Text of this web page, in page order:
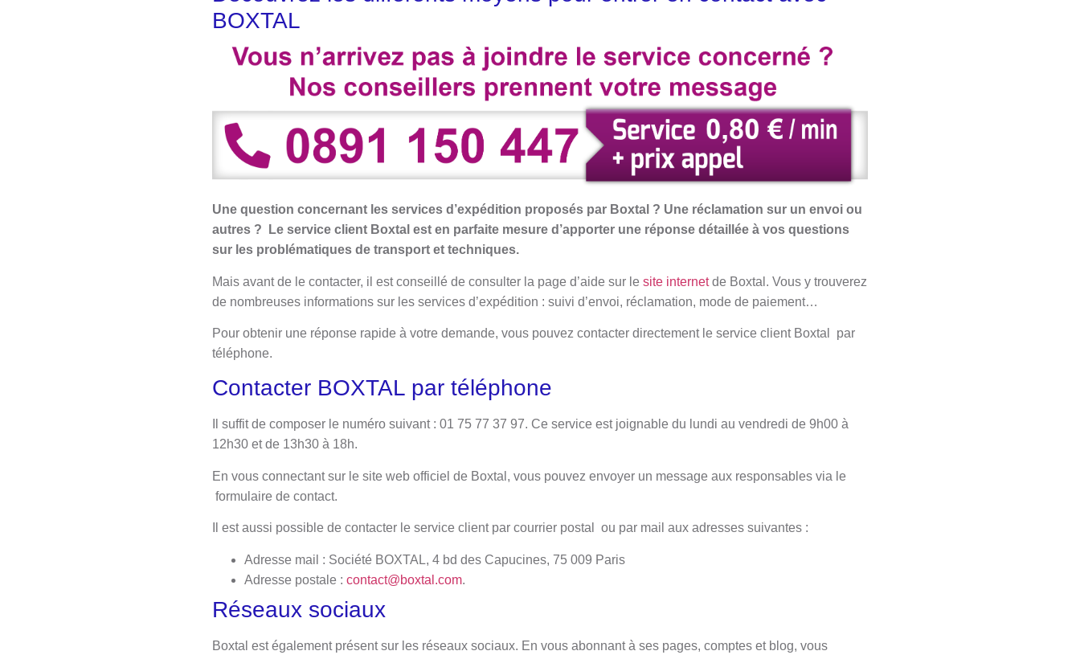
BOXTAL
Une question concernant les services d’expédition proposés par Boxtal ? Une réclamation sur un envoi ou
autres ? Le service client Boxtal est en parfaite mesure d’apporter une réponse détaillée à vos questions
sur les problématiques de transport et techniques.
Mais avant de le contacter, il est conseillé de consulter la page d’aide sur le site internetde Boxtal. Vous y trouverez
de nombreuses informations sur les services d’expédition : suivi d’envoi, réclamation, mode de paiement…
Pour obtenir une réponse rapide à votre demande, vous pouvez contacter directement le service client Boxtal par
téléphone.
Contacter BOXTAL par téléphone
Il suffit de composer le numéro suivant : 01 75 77 37 97. Ce service est joignable du lundi au vendredi de 9h00 à
12h30 et de 13h30 à 18h.
En vous connectant sur le site web officiel de Boxtal, vous pouvez envoyer un message aux responsables via le
formulaire de contact.
Il est aussi possible de contacter le service client par courrier postal ou par mail aux adresses suivantes :
Adresse mail : Société BOXTAL, 4 bd des Capucines, 75 009 Paris
Adresse postale : contact@boxtal.com.
Réseaux sociaux
Boxtal est également présent sur les réseaux sociaux. En vous abonnant à ses pages, comptes et blog, vous